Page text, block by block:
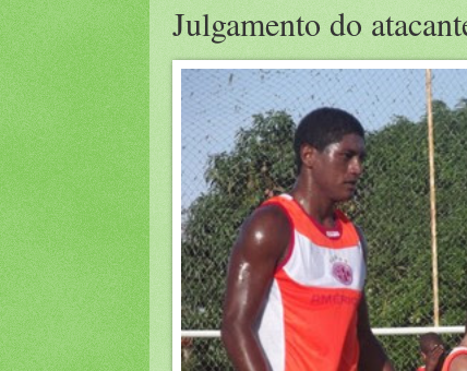
Julgamento do